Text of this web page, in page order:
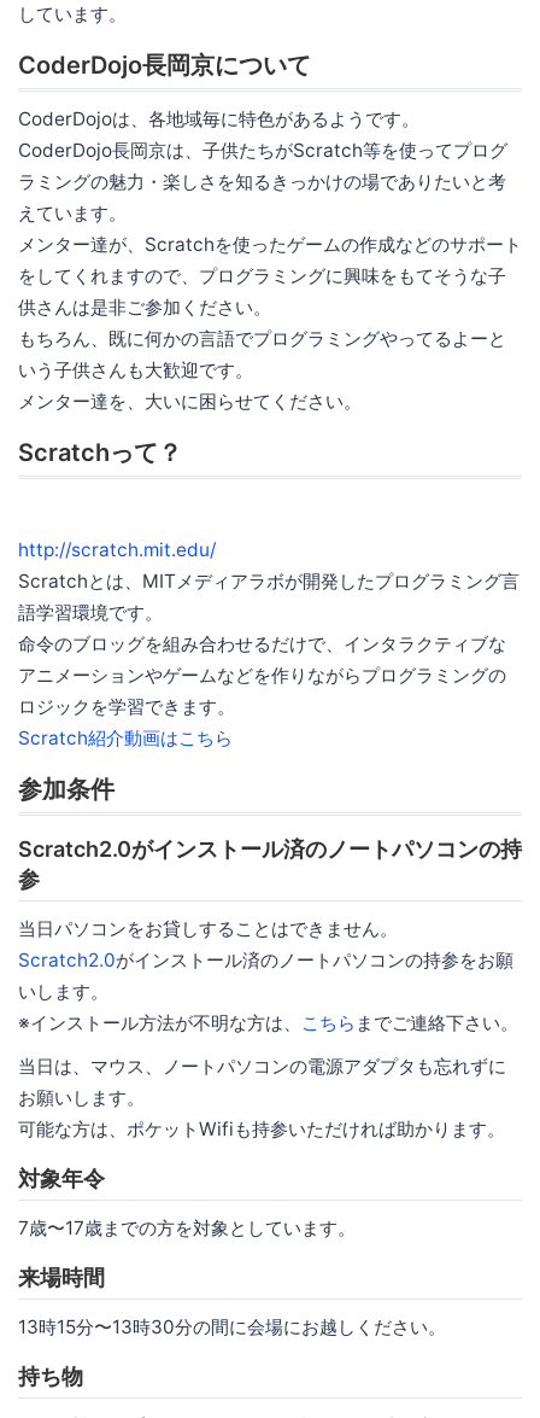
しています。
CoderDojo長岡京について
CoderDojoは、各地域毎に特色があるようです。
CoderDojo長岡京は、子供たちがScratch等を使ってプログ
ラミングの魅力・楽しさを知るきっかけの場でありたいと考
えています。
メンター達が、Scratchを使ったゲームの作成などのサポート
をしてくれますので、プログラミングに興味をもてそうな子
供さんは是非ご参加ください。
もちろん、既に何かの言語でプログラミングやってるよーと
いう子供さんも大歓迎です。
メンター達を、大いに困らせてください。
Scratchって？
http://scratch.mit.edu/
Scratchとは、MITメディアラボが開発したプログラミング言
語学習環境です。
命令のブロッグを組み合わせるだけで、インタラクティブな
アニメーションやゲームなどを作りながらプログラミングの
ロジックを学習できます。
Scratch紹介動画はこちら
参加条件
Scratch2.0がインストール済のノートパソコンの持
参
当日パソコンをお貸しすることはできません。
Scratch2.0がインストール済のノートパソコンの持参をお願
いします。
※インストール方法が不明な方は、
こちら までご連絡下さい。
当日は、マウス、ノートパソコンの電源アダプタも忘れずに
お願いします。
可能な方は、ポケットWifiも持参いただければ助かります。
対象年令
7歳〜17歳までの方を対象としています。
来場時間
13時15分〜13時30分の間に会場にお越しください。
持ち物